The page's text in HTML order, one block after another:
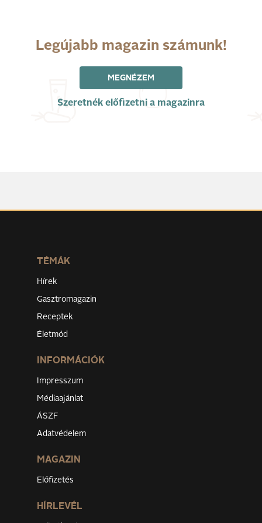
Legújabb magazin számunk!
MEGNÉZEM
Szeretnék előfizetni a magazinra
TÉMÁK
Hírek
Gasztromagazin
Receptek
Életmód
INFORMÁCIÓK
Impresszum
Médiaajánlat
ÁSZF
Adatvédelem
MAGAZIN
Előfizetés
HÍRLEVÉL